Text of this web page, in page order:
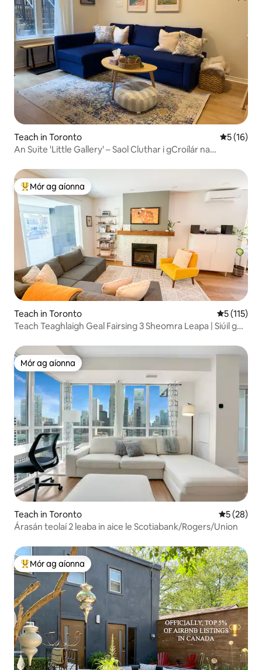
Teach in Toronto
5 (16)
An Suite 'Little Gallery' – Saol Cluthar i gCroílár na
An-mhór ag aíonna
Mór ag aíonna
Teach in Toronto Meánrátáil
5 (115)
Teach Teaghlaigh Geal Fairsing 3 Sheomra Leapa | Siúil go
Mór ag aíonna
Mór ag aíonna
Teach in Toronto
5 (28)
Árasán teolaí 2 leaba in aice le Scotiabank/Rogers/Union
An-mhór ag aíonna
Mór ag aíonna